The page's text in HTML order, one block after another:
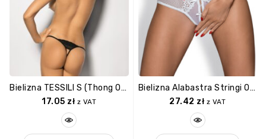
Bielizna TESSILI S (thong Open Black )
17.05 zł z VAT
Bielizna Alabastra Stringi Otwarte L/XL
27.42 zł z VAT